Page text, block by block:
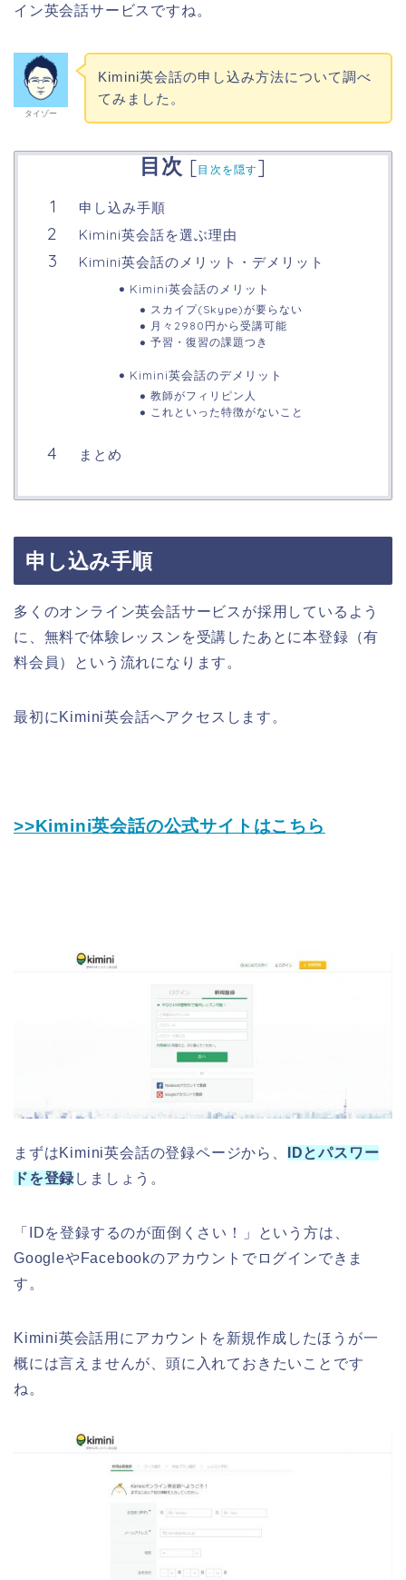
イン英会話サービスですね。
タイゾー
Kimini英会話の申し込み方法について調べ
てみました。
目次 [目次を隠す]
申し込み手順
Kimini英会話を選ぶ理由
Kimini英会話のメリット・デメリット
Kimini英会話のメリット
スカイプ(Skype)が要らない
月々2980円から受講可能
予習・復習の課題つき
Kimini英会話のデメリット
教師がフィリピン人
これといった特徴がないこと
まとめ
申し込み手順
多くのオンライン英会話サービスが採用しているよう
に、無料で体験レッスンを受講したあとに本登録（有
料会員）という流れになります。
最初にKimini英会話へアクセスします。
>>Kimini英会話の公式サイトはこちら
まずはKimini英会話の登録ページから、
IDとパスワー
ドを登録 しましょう。
「IDを登録するのが面倒くさい！」という方は、
GoogleやFacebookのアカウントでログインできま
す。
Kimini英会話用にアカウントを新規作成したほうが一
概には言えませんが、頭に入れておきたいことです
ね。